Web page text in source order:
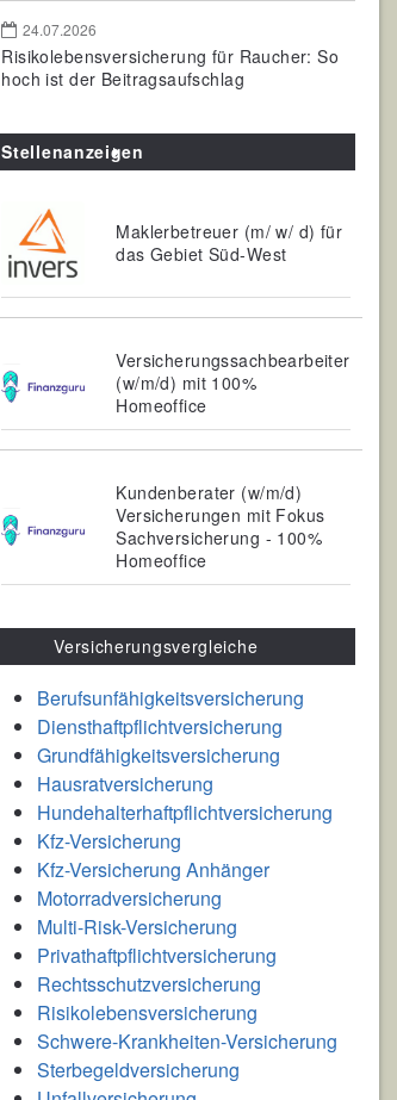
24.07.2026
Risikolebensversicherung für Raucher: So
hoch ist der Beitragsaufschlag
Stellenanzeigen
Maklerbetreuer (m/ w/ d) für
das Gebiet Süd-West
Versicherungssachbearbeiter
(w/m/d) mit 100%
Homeoffice
Kundenberater (w/m/d)
Versicherungen mit Fokus
Sachversicherung - 100%
Homeoffice
Versicherungsvergleiche
Berufsunfähigkeitsversicherung
Diensthaftpflichtversicherung
Grundfähigkeitsversicherung
Hausratversicherung
Hundehalterhaftpflichtversicherung
Kfz-Versicherung
Kfz-Versicherung Anhänger
Motorradversicherung
Multi-Risk-Versicherung
Privathaftpflichtversicherung
Rechtsschutzversicherung
Risikolebensversicherung
Schwere-Krankheiten-Versicherung
Sterbegeldversicherung